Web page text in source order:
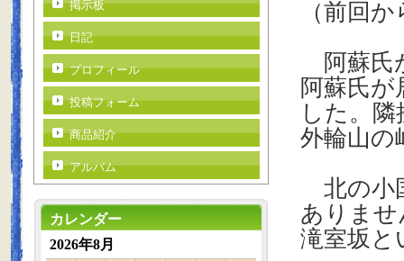
（前回
阿蘇氏
阿蘇氏
した。
外輪山の
北の小
ありませ
滝室坂と
掲示板
日記
プロフィール
投稿フォーム
商品紹介
アルバム
カレンダー
2026年8月